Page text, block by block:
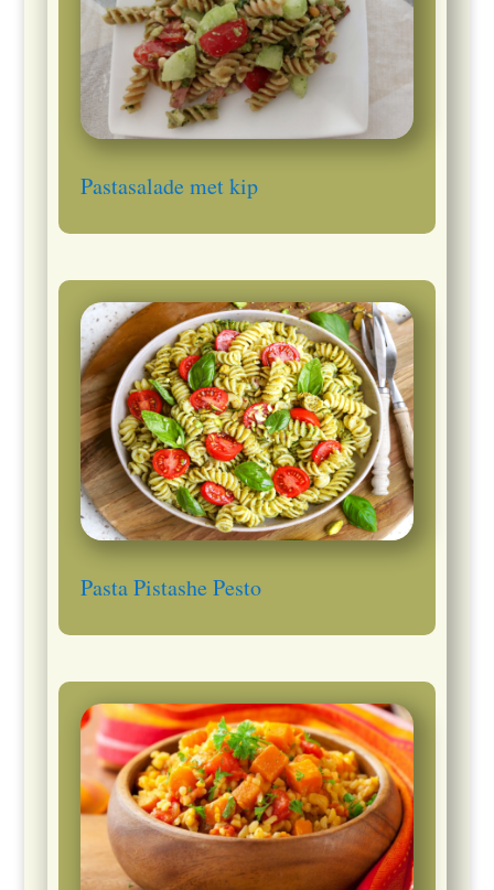
Pastasalade met kip
Pasta Pistashe Pesto